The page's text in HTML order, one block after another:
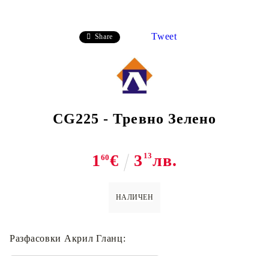
Share Tweet
CG225 - Тревно Зелено
160€ 3 13лв.
НАЛИЧЕН
Разфасoвки Акрил Гланц: